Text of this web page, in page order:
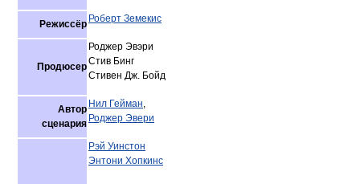
Режиссёр Роберт Земекис
Продюсер
Роджер Эвэри
Стив Бинг
Стивен Дж. Бойд
Автор
сценария
Нил Гейман,
Роджер Эвери
Рэй Уинстон
Энтони Хопкинс